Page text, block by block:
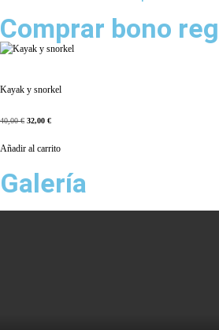
Comprar bono
Kayak y snorkel
40,00€ 32,00 €
Añadir al carrito
Galería